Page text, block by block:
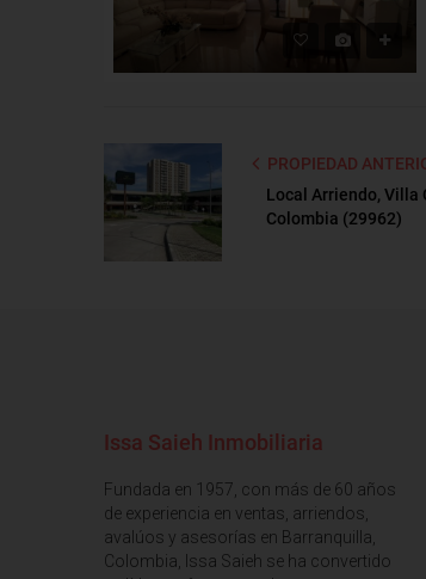
PROPIEDAD
Local Arriendo, Villa
Colombia (29962)
Issa Saieh Inmobiliaria
Fundada en 1957, con más de 60 años
de experiencia en ventas, arriendos,
avalúos y asesorías en Barranquilla,
Colombia, Issa Saieh se ha convertido